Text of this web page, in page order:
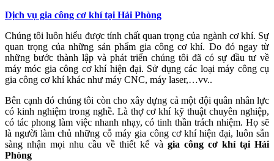
Dịch vụ gia công cơ khí tại Hải Phòng
Chúng tôi luôn hiểu được tính chất quan trọng của ngành cơ khí. Sự
quan trọng của những sản phẩm gia công cơ khí. Do đó ngay từ
những bước thành lập và phát triển chúng tôi đã có sự đầu tư về
máy móc gia công cơ khí hiện đại. Sử dụng các loại máy công cụ
gia công cơ khí khác như máy CNC, máy laser,…vv..
Bên cạnh đó chúng tôi còn cho xây dựng cả một đội quân nhân lực
có kinh nghiệm trong nghề. Là thợ cơ khí kỹ thuật chuyên nghiệp,
có tác phong làm việc nhanh nhạy, có tinh thần trách nhiệm. Họ sẽ
là người làm chủ những cỗ máy gia công cơ khí hiện đại, luôn sẵn
sàng nhận mọi nhu cầu về thiết kế và gia công cơ khí tại Hải
Phòng